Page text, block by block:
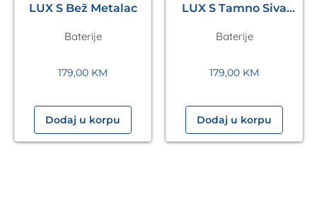
LUX S Bež Metalac
Baterije
179,00 KM
Dodaj u korpu
LUX S Tamno Siva
Baterije
179,00 KM
Dodaj u korpu